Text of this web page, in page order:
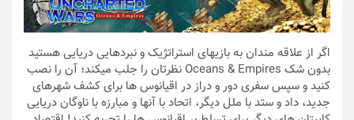
اگر از علاقه مندان به بازیهای استراتژیک و نبردهایی دریایی هستید
بدون شک Oceans & Empires نظرتان را جلب میکند؛ آن را نصب
کنید و سپس سفری دور و دراز در اقیانوس ها برای کشف شهرهای
جدید، داد و ستد با ملل دیگر، اتحاد با آنها و مبارزه با ناوگان دریایی